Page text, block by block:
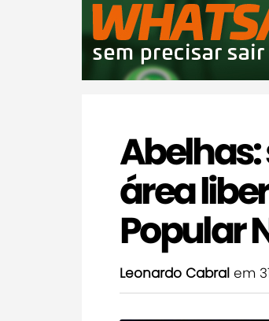
área
Popular
Leonardo Cabral em